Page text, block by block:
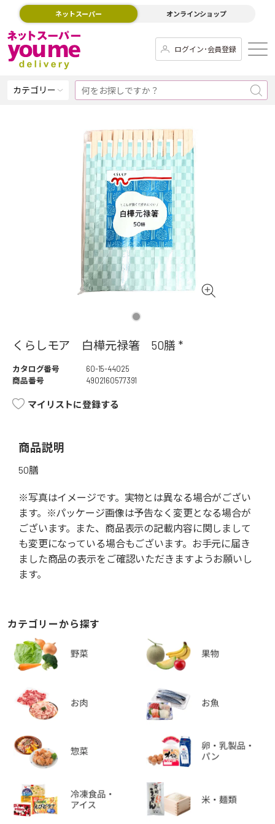
ネットスーパー オンラインショップ
ログイン･会員登録
カテゴリー
くらしモア 白樺元禄箸 50膳 *
カタログ番号
60-15-44025
商品番号
4902160577391
マイリストに登録する
商品説明
50膳
※写真はイメージです。実物とは異なる場合がござい
ます。※パッケージ画像は予告なく変更となる場合が
ございます。また、商品表示の記載内容に関しまして
も変更になっている場合もございます。お手元に届き
ました商品の表示をご確認いただきますようお願いし
ます。
カテゴリーから探す